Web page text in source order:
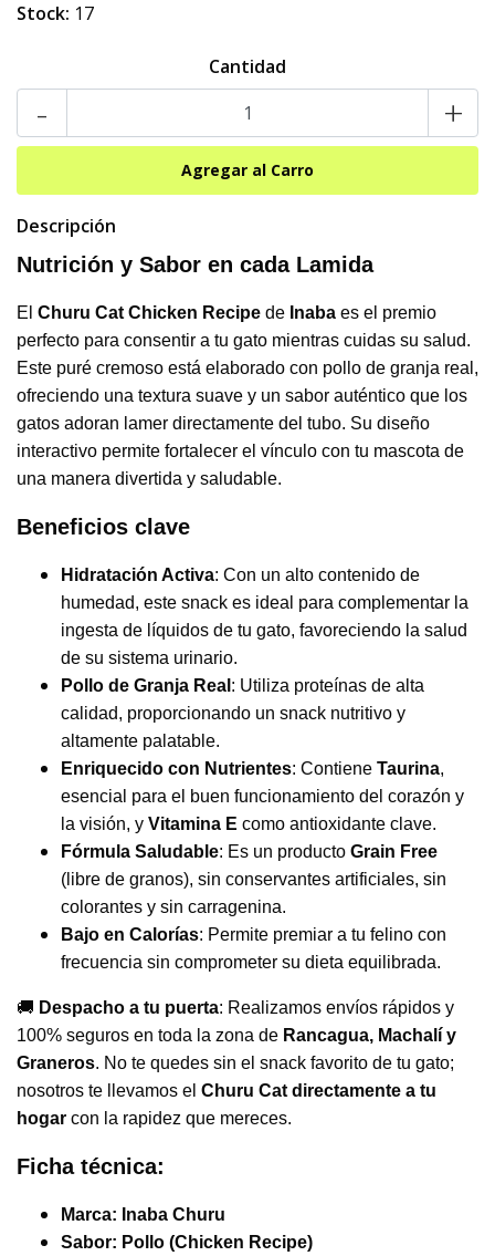
Stock: 17
Cantidad
- +
Descripción
Nutrición y Sabor en cada Lamida
El Churu Cat Chicken Recipe de Inaba es el premio
perfecto para consentir a tu gato mientras cuidas su salud.
Este puré cremoso está elaborado con pollo de granja real,
ofreciendo una textura suave y un sabor auténtico que los
gatos adoran lamer directamente del tubo. Su diseño
interactivo permite fortalecer el vínculo con tu mascota de
una manera divertida y saludable.
Beneficios clave
Hidratación Activa: Con un alto contenido de
humedad, este snack es ideal para complementar la
ingesta de líquidos de tu gato, favoreciendo la salud
de su sistema urinario.
Pollo de Granja Real : Utiliza proteínas de alta
calidad, proporcionando un snack nutritivo y
altamente palatable.
Enriquecido con Nutrientes: Contiene Taurina,
esencial para el buen funcionamiento del corazón y
la visión, y Vitamina E como antioxidante clave.
Fórmula Saludable: Es un producto Grain Free
(libre de granos), sin conservantes artificiales, sin
colorantes y sin carragenina.
Bajo en Calorías: Permite premiar a tu felino con
frecuencia sin comprometer su dieta equilibrada.
🚚 Despacho a tu puerta: Realizamos envíos rápidos y
100% seguros en toda la zona de Rancagua, Machalí y
Graneros. No te quedes sin el snack favorito de tu gato;
nosotros te llevamos el Churu Cat directamente a tu
hogar con la rapidez que mereces.
Ficha técnica:
Marca: Inaba Churu
Sabor: Pollo (Chicken Recipe)